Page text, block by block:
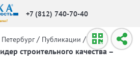
+7 (812) 740-70-40
/ Публикации / ЖК
строительного качества –